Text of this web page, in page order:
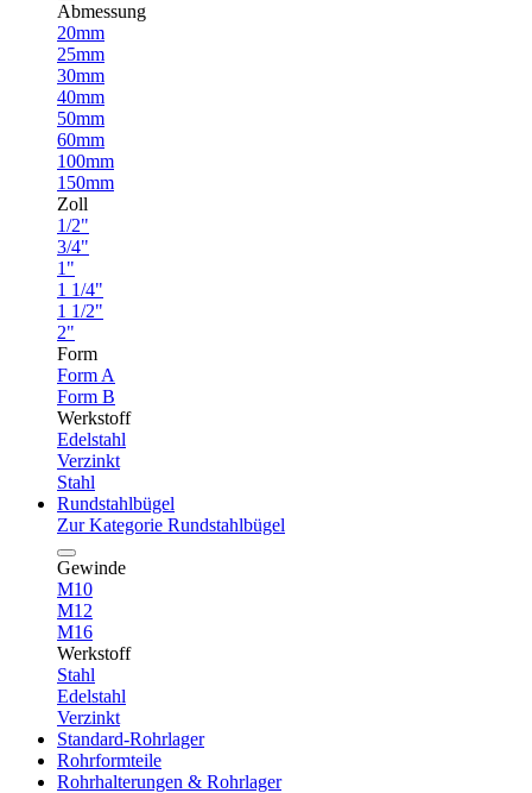
Abmessung
20mm
25mm
30mm
40mm
50mm
60mm
100mm
150mm
Zoll
1/2"
3/4"
1"
1 1/4"
1 1/2"
2"
Form
Form A
Form B
Werkstoff
Edelstahl
Verzinkt
Stahl
Rundstahlbügel
Zur Kategorie Rundstahlbügel
Gewinde
M10
M12
M16
Werkstoff
Stahl
Edelstahl
Verzinkt
Standard-Rohrlager
Rohrformteile
Rohrhalterungen & Rohrlager